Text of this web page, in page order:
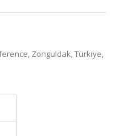
Zonguldak, Türkiye,